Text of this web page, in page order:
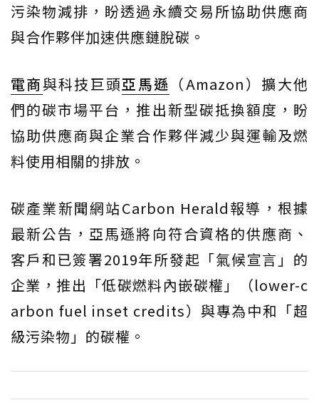
污染物減排，盼透過永續交易所協助供應商
與合作夥伴加速供應鏈脫碳。
電商與科技巨頭亞馬遜 （Amazon）擴大他
們的碳市場平台，推出新型碳抵換額度，盼
協助供應商與企業合作夥伴減少與運輸及燃
料使用相關的排放。
碳產業新聞網站Carbon Herald報導，根據
最新公告，亞馬遜將向符合資格的供應商、
客戶和已簽署2019年所發起「氣候宣言」的
企業，推出「低碳燃料內嵌碳權」（lower-c
arbon fuel inset credits）與專為中和「超
級污染物」的碳權。